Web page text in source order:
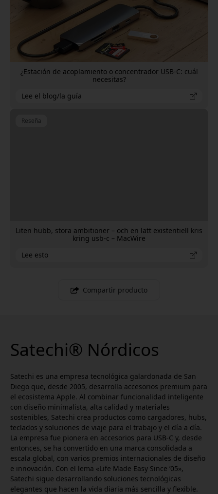
¿Estación de acoplamiento o concentrador USB-C: cuál
necesitas?
Lee el blog/la guía
Reseña
Liten hubb, stora ambitioner – och en lätt existentiell kris
kring usb-c – MacWire
Lee esto
Compartir producto
Satechi® Nórdicos
Satechi es una empresa tecnológica galardonada de San
Diego que, desde 2005, desarrolla accesorios premium para
el ecosistema Apple. Al combinar funcionalidad inteligente
con diseño minimalista, alta calidad y materiales
sostenibles, Satechi crea productos como cargadores, hubs,
teclados y soluciones de viaje para el trabajo y el día a día.
La empresa fue pionera en accesorios para USB-C y, desde
entonces, se ha convertido en una marca consolidada a
escala global, con varios premios internacionales de diseño
e innovación. Con el lema «Life Made Easy Since ’05»,
Satechi sigue desarrollando soluciones tecnológicas
elegantes que hacen la vida diaria más sencilla y flexible.